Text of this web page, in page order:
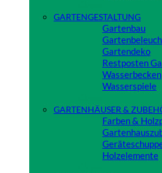
GARTENGESTALTUNG
Gartenbau
Gartendeko
Restposten
Wasserbecken
Wasserspiele
GARTENHÄUSER &
Farben &
Holzelemente